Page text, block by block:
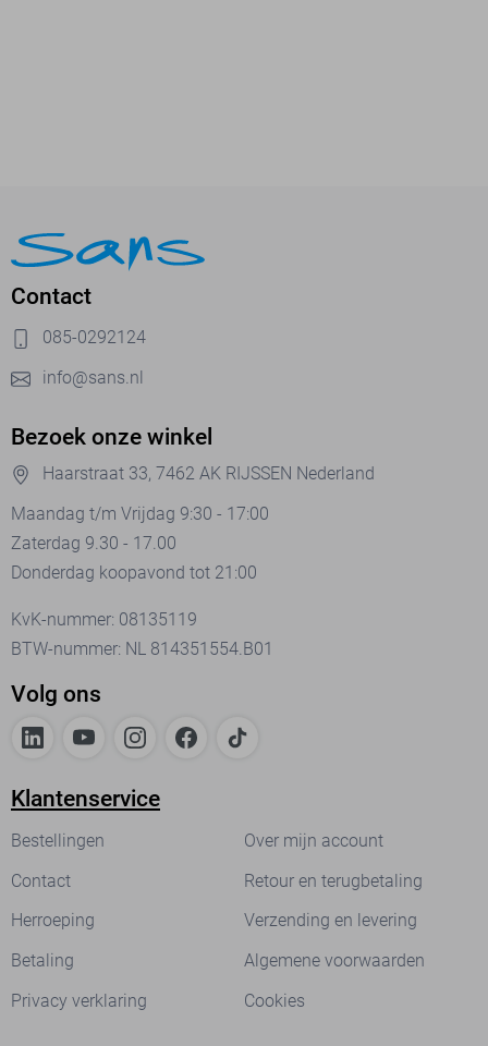
Contact
085-0292124
info@sans.nl
Bezoek onze winkel
Haarstraat 33, 7462 AK RIJSSEN Nederland
Maandag t/m Vrijdag 9:30 - 17:00
Zaterdag 9.30 - 17.00
Donderdag koopavond tot 21:00
KvK-nummer: 08135119
BTW-nummer: NL 814351554.B01
Volg ons
Klantenservice
Bestellingen
Over mijn account
Contact
Retour en terugbetaling
Herroeping
Verzending en levering
Betaling
Algemene voorwaarden
Privacy verklaring
Cookies